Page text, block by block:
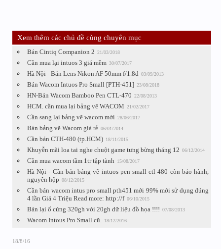
Xem thêm các chủ đề cùng chuyên mục
Bán Cintiq Companion 2 21/03/2018
Cần mua lại intuos 3 giá mềm 30/07/2017
Hà Nội - Bán Lens Nikon AF 50mm f/1.8d 03/09/2013
Bán Wacom Intuos Pro Small [PTH-451] 23/08/2018
HN-Bán Wacom Bamboo Pen CTL-470 22/08/2013
HCM. cần mua lại bảng vẽ WACOM 21/02/2017
Cần sang lại bảng vẽ wacom mới 28/06/2017
Bán bảng vẽ Wacom giá rẻ 06/01/2014
Cần bán CTH-480 (tp.HCM) 18/11/2015
Khuyễn mãi loa tai nghe chuột game tưng bừng tháng 12 06/12/2014
Cần mua wacom tầm 1tr tập tành 15/08/2017
Hà Nội - Cần bán bảng vẽ intuos pen small ctl 480 còn bảo hành,
nguyên hộp 08/12/2015
Cần bán wacom intus pro small pth451 mới 99% mới sử dụng đúng
4 lần Giá 4 Triệu Read more: http://f 06/10/2015
Bán lại ổ cứng 320gh với 20gh dữ liệu đồ họa !!!! 07/08/2013
Wacom Intous Pro Small cũ. 18/12/2016
18/8/16